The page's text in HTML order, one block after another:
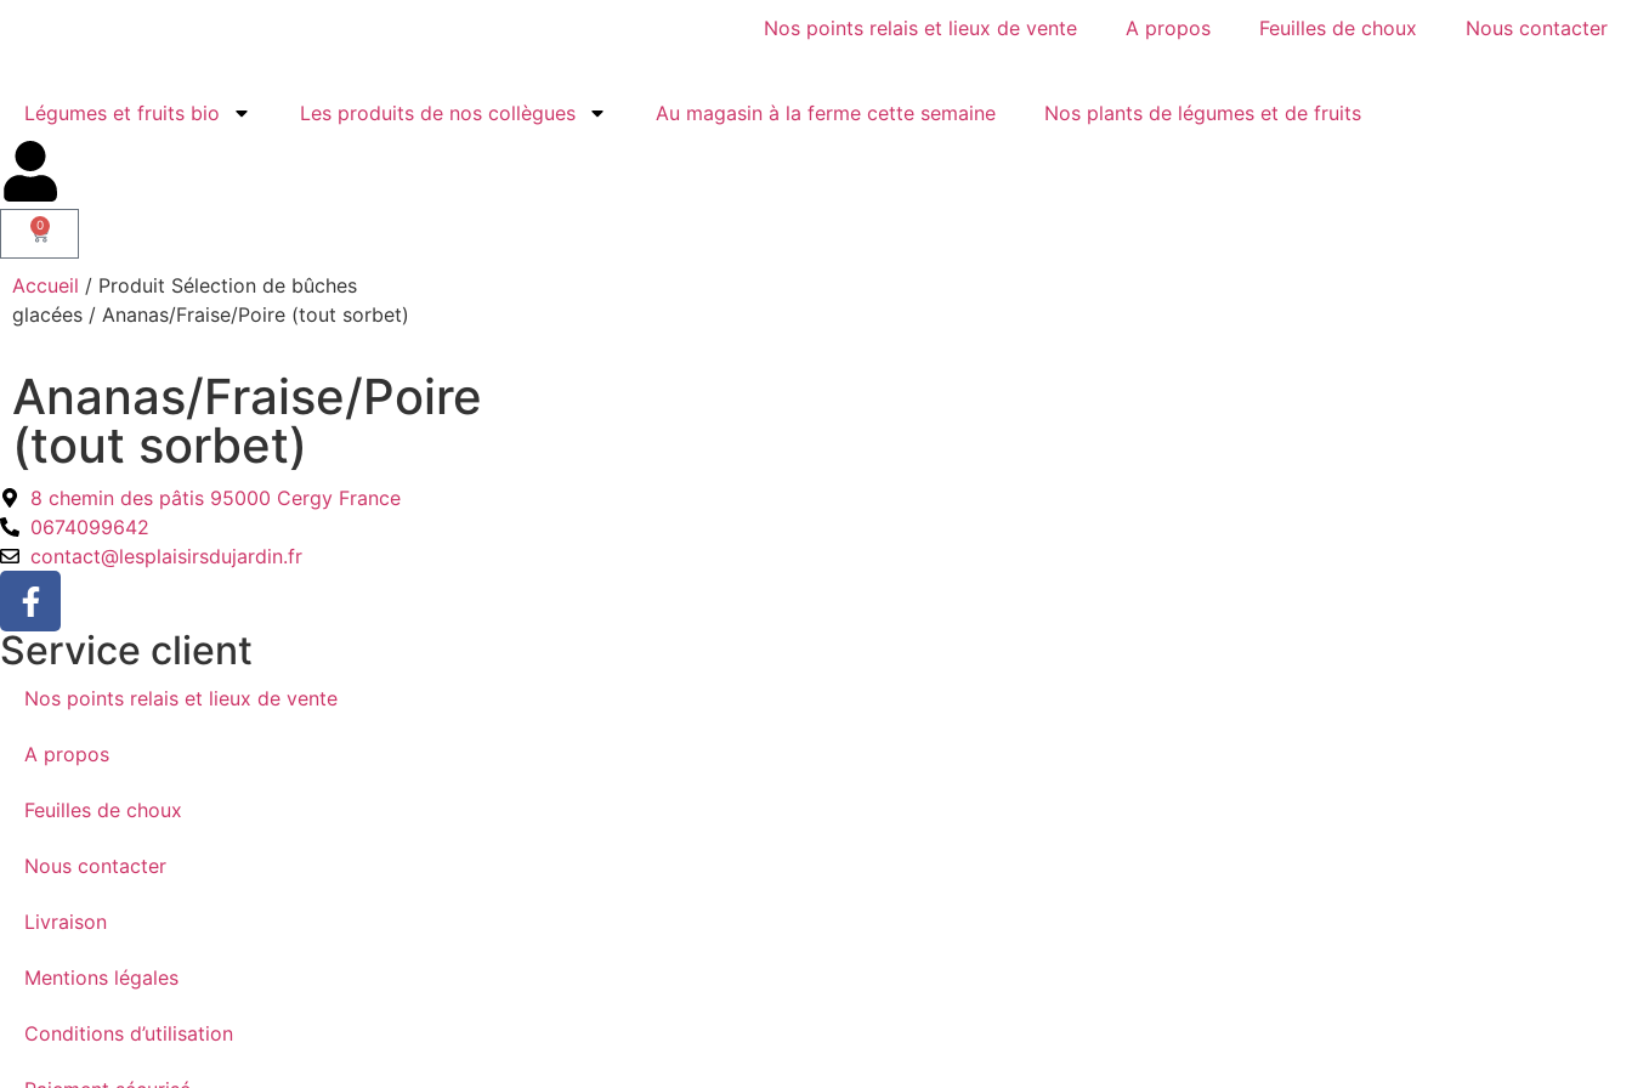
Nos points relais et lieux de vente A propos Feuilles de choux Nous contacter
Légumes et fruits bio Les produits de nos collègues Au magasin à la ferme cette semaine Nos plants de légumes et de fruits
0
Accueil / Produit Sélection de bûches
glacées / Ananas/Fraise/Poire (tout sorbet)
Ananas/Fraise/Poire
(tout sorbet)
8 chemin des pâtis 95000 Cergy France
0674099642
contact@lesplaisirsdujardin.fr
Service client
Nos points relais et lieux de vente
A propos
Feuilles de choux
Nous contacter
Livraison
Mentions légales
Conditions d’utilisation